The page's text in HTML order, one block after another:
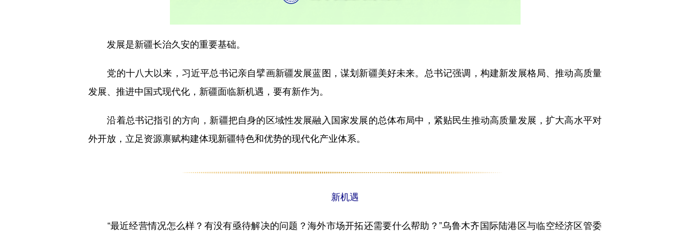
发展是新疆长治久安的重要基础。
党的十八大以来，习近平总书记亲自擘画新疆发展蓝图，谋划新疆美好未来。总书记强调，构建新发展格局、推动高质量
发展、推进中国式现代化，新疆面临新机遇，要有新作为。
沿着总书记指引的方向，新疆把自身的区域性发展融入 国家发展的总体布局中，紧贴民生推动高质量发展，扩大高水平对
外开放，立足资源禀赋构建体现新疆特色和优势的现代化产业体系。
新机遇
“最近经营情况怎么样？有没有亟待解决的问题？海外市场开拓还需要什么帮助？”乌鲁木齐国际陆港区与临空经济区管委